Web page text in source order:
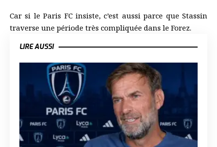
Car si le Paris FC insiste, c’est aussi parce que Stassin
traverse une période très compliquée dans le Forez.
LIRE AUSSI